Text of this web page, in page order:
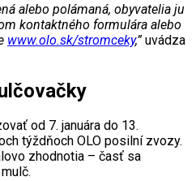
alebo polámaná, obyvatelia ju
kontaktného formulára alebo
www.olo.sk/stromceky,”uvádza
od 7. januára do 13.
týždňoch OLO posilní zvozy.
zhodnotia – časť sa